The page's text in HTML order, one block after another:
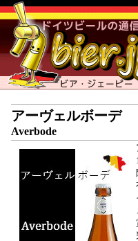
アーヴェルボーデ
Averbode